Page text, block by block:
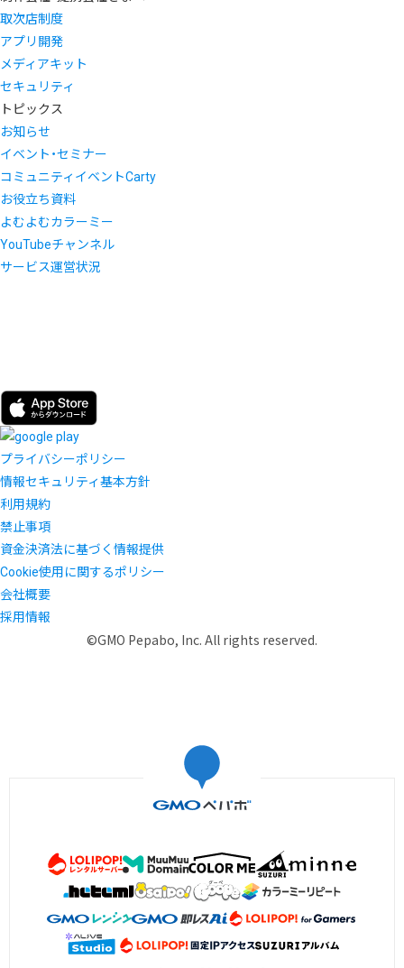
取次店制度
アプリ開発
メディアキット
セキュリティ
トピックス
お知らせ
イベント・セミナー
コミュニティイベントCarty
お役立ち資料
よむよむカラーミー
YouTubeチャンネル
サービス運営状況
プライバシーポリシー
情報セキュリティ基本方針
利用規約
禁止事項
資金決済法に基づく情報提供
Cookie使用に関するポリシー
会社概要
採用情報
©GMO Pepabo, Inc. All rights reserved.